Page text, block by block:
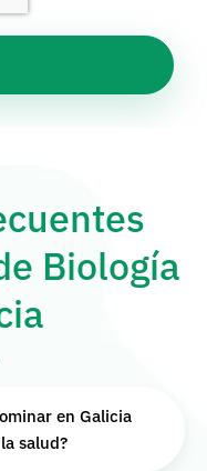
Biología
en Galicia
salud?